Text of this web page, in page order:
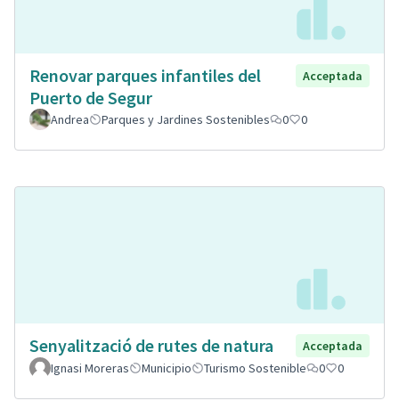
Renovar parques infantiles del
Puerto de Segur
Acceptada
Andrea Parques y Jardines Sostenibles 0 0
Senyalització de rutes de natura
Acceptada
Ignasi Moreras
Municipio Turismo Sostenible 0 0